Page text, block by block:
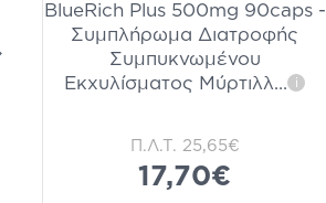
BlueRich Plus 500mg 90caps -
Συμπλήρωμα Διατροφής
Συμπυκνωμένου
Εκχυλίσματος Μύρτιλλ... i
Π.Λ.Τ. 25,65€
17,70€